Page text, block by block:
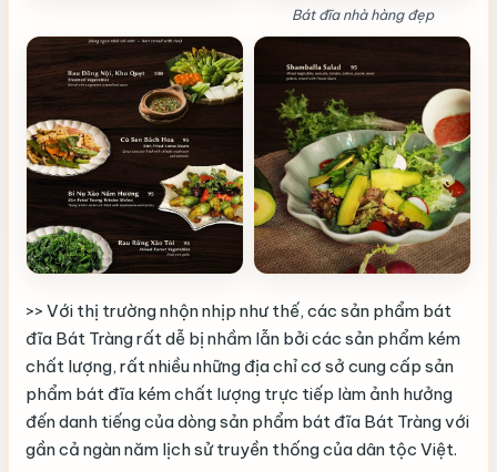
Bát đĩa nhà hàng đẹp
>> Với thị trường nhộn nhịp như thế, các sản phẩm bát
đĩa Bát Tràng rất dễ bị nhầm lẫn bởi các sản phẩm kém
chất lượng, rất nhiều những địa chỉ cơ sở cung cấp sản
phẩm bát đĩa kém chất lượng trực tiếp làm ảnh hưởng
đến danh tiếng của dòng sản phẩm bát đĩa Bát Tràng với
gần cả ngàn năm lịch sử truyền thống của dân tộc Việt.